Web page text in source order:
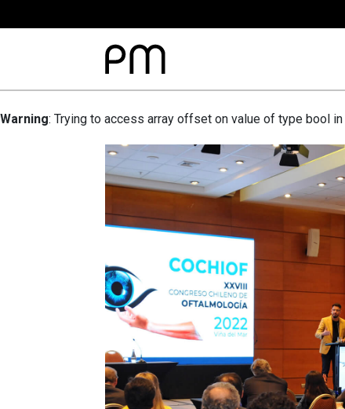
Warning: Trying to access array offset on value of type bool in